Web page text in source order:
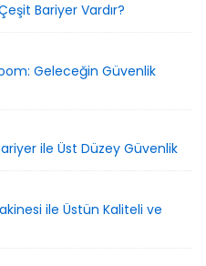
Bariyer Vardır?
Geleceğin Güvenlik
ile Üst Düzey Güvenlik
ile Üstün Kaliteli ve